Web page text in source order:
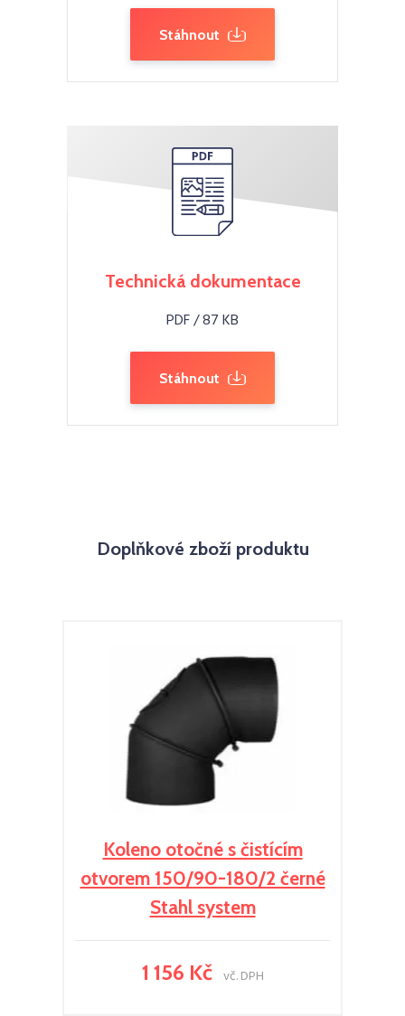
Stáhnout
Technická dokumentace
PDF / 87 KB
Stáhnout
Doplňkové zboží produktu
Koleno otočné s čistícím
otvorem 150/90-180/2 černé
Stahl system
1 156 Kč vč. DPH